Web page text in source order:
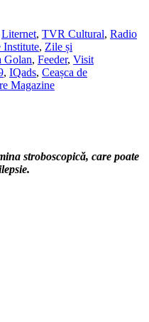
Liternet, TVR Cultural, Radio
Institute, Zile și
Golan, Feeder, Visit
, IQads, Ceașca de
Magazine
stroboscopică, care poate